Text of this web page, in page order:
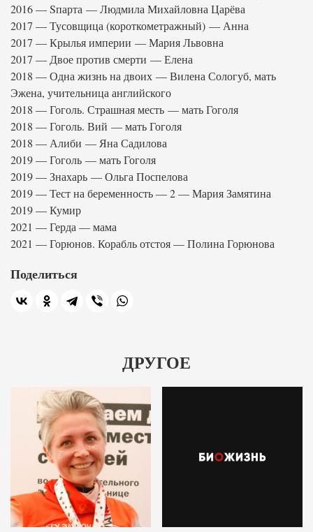
2016 — Sпарта — Людмила Михайловна Царёва
2017 — Тусовщица (короткометражный) — Анна
2017 — Крылья империи — Мария Львовна
2017 — Двое против смерти — Елена
2018 — Одна жизнь на двоих — Вилена Сологуб, мать
Эжена, учительница английского
2018 — Гоголь. Страшная месть — мать Гоголя
2018 — Гоголь. Вий — мать Гоголя
2018 — Алиби — Яна Садилова
2019 — Гоголь — мать Гоголя
2019 — Знахарь — Ольга Поспелова
2019 — Тест на беременность — 2 — Мария Замятина
2019 — Кумир
2021 — Герда — мама
2021 — Горюнов. Корабль отстоя — Полина Горюнова
Поделиться
ДРУГОЕ